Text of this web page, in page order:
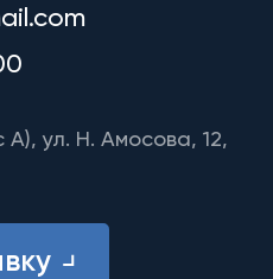
A), ул. Н. Амосова, 12,